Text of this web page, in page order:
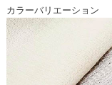
カラーバリエーション